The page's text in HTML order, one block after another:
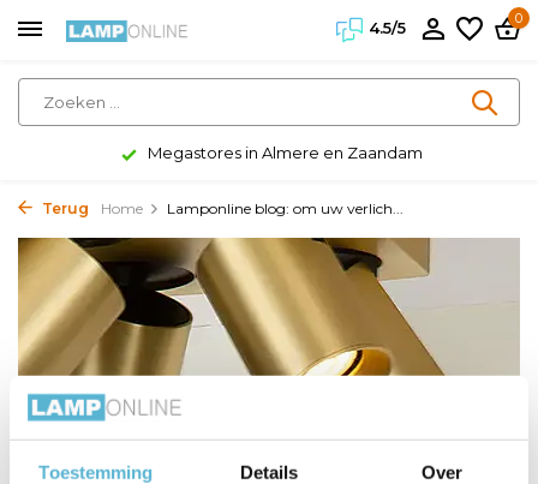
Toestemming Details Over
4.5/5
0
Megastores in Almere en Zaandam
Terug Home Lamponline blog: om uw verlich...